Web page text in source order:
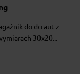
do do aut z
30x20...